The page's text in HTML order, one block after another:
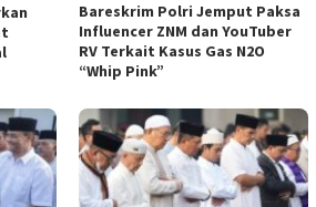
Bareskrim Polri Jemput Paksa
Influencer ZNM dan YouTuber
RV Terkait Kasus Gas N2O
“Whip Pink”